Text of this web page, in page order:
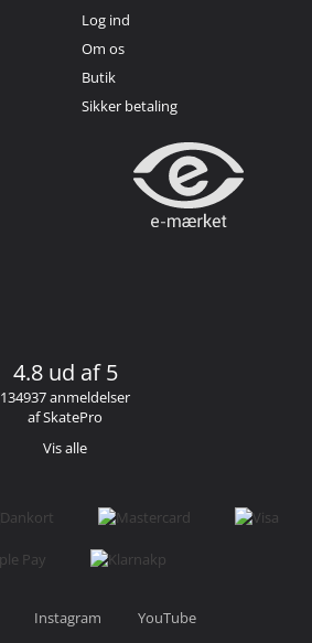
Log ind
Om os
Butik
Sikker betaling
4.8 ud af 5
134937 anmeldelser
af SkatePro
Vis alle
Instagram YouTube